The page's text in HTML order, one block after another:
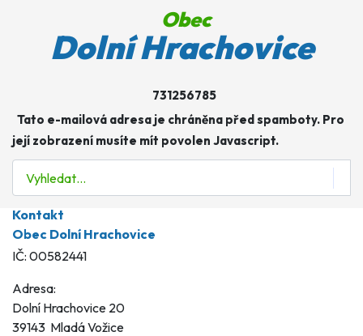
Obec
Dolní Hrachovice
731256785
Tato e-mailová adresa je chráněna před spamboty. Pro
její zobrazení musíte mít povolen Javascript.
Obec
Kontakt
Kontakt
Kontakt
Obec Dolní Hrachovice
IČ: 00582441
Adresa:
Dolní Hrachovice 20
39143 Mladá Vožice